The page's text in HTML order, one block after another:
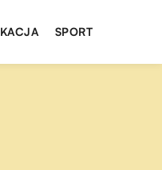
SPORT